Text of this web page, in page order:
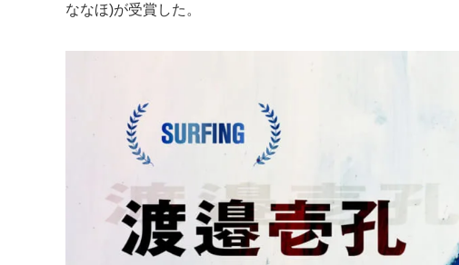
ななほ)が受賞した。